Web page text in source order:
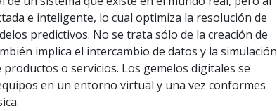
e inteligente, lo cual optimiza la resolución de
predictivos. No se trata sólo de la creación de
implica el intercambio de datos y la simulación
o servicios. Los gemelos digitales se
en un entorno virtual y una vez conformes